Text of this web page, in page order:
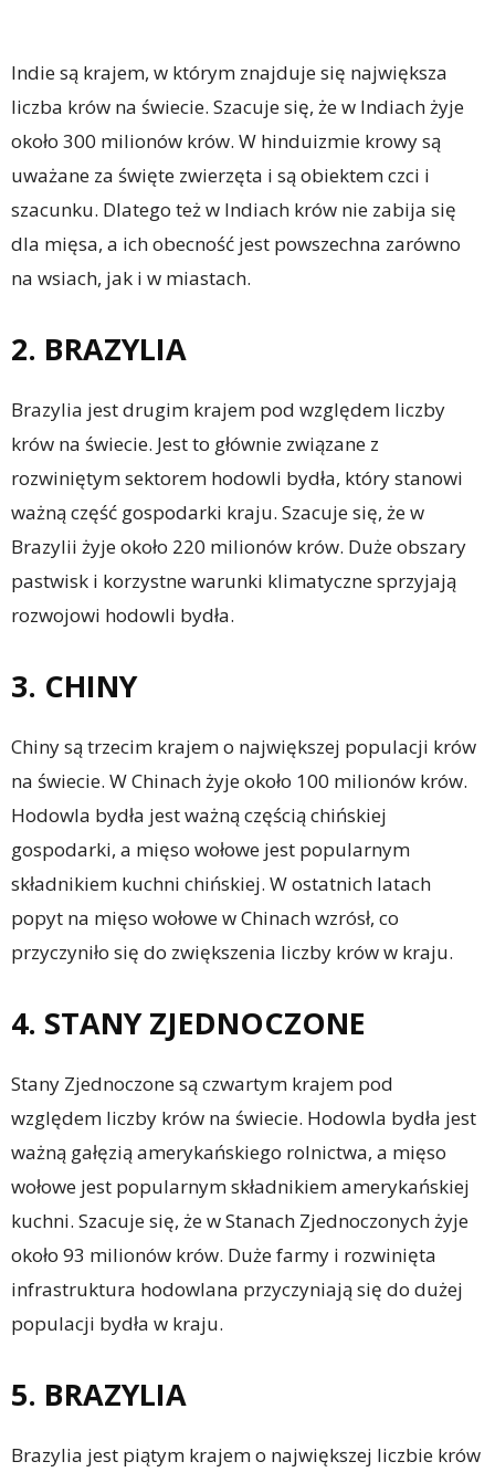
Indie są krajem, w którym znajduje się największa
liczba krów na świecie. Szacuje się, że w Indiach żyje
około 300 milionów krów. W hinduizmie krowy są
uważane za święte zwierzęta i są obiektem czci i
szacunku. Dlatego też w Indiach krów nie zabija się
dla mięsa, a ich obecność jest powszechna zarówno
na wsiach, jak i w miastach.
2. BRAZYLIA
Brazylia jest drugim krajem pod względem liczby
krów na świecie. Jest to głównie związane z
rozwiniętym sektorem hodowli bydła, który stanowi
ważną część gospodarki kraju. Szacuje się, że w
Brazylii żyje około 220 milionów krów. Duże obszary
pastwisk i korzystne warunki klimatyczne sprzyjają
rozwojowi hodowli bydła.
3. CHINY
Chiny są trzecim krajem o największej populacji krów
na świecie. W Chinach żyje około 100 milionów krów.
Hodowla bydła jest ważną częścią chińskiej
gospodarki, a mięso wołowe jest popularnym
składnikiem kuchni chińskiej. W ostatnich latach
popyt na mięso wołowe w Chinach wzrósł, co
przyczyniło się do zwiększenia liczby krów w kraju.
4. STANY ZJEDNOCZONE
Stany Zjednoczone są czwartym krajem pod
względem liczby krów na świecie. Hodowla bydła jest
ważną gałęzią amerykańskiego rolnictwa, a mięso
wołowe jest popularnym składnikiem amerykańskiej
kuchni. Szacuje się, że w Stanach Zjednoczonych żyje
około 93 milionów krów. Duże farmy i rozwinięta
infrastruktura hodowlana przyczyniają się do dużej
populacji bydła w kraju.
5. BRAZYLIA
Brazylia jest piątym krajem o największej liczbie krów